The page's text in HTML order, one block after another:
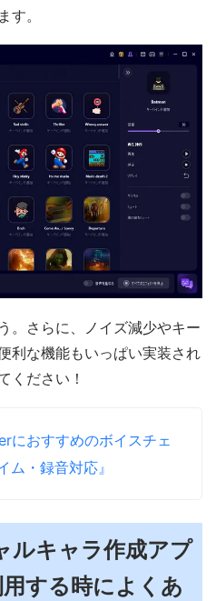
す。
。さらに、ノイズ減少やキー
利な機能もいっぱい実装され
ください！
におすすめのボイスチェ
ム・録音対応』
ルキャラ作成アプ
する時によくあ